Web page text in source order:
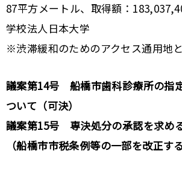
87平方メートル、取得額：
学校法人日本大学
※渋滞緩和のためのアクセス通用地と
議案第14号 船橋市歯科診療所の指
ついて（可決）
議案第15号 専決処分の承認を求め
（船橋市市税条例等の一部を改正す